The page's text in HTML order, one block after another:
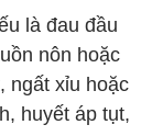
là đau đầu
nôn hoặc
ngất xỉu hoặc
huyết áp tụt,